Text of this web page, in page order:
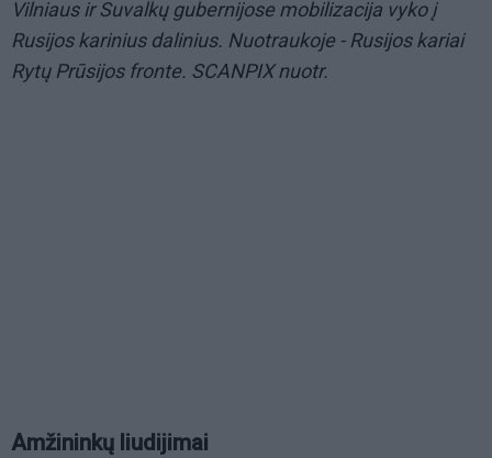
Vilniaus ir Suvalkų gubernijose mobilizacija vyko į
Rusijos karinius dalinius. Nuotraukoje - Rusijos kariai
Rytų Prūsijos fronte. SCANPIX nuotr.
Amžininkų liudijimai